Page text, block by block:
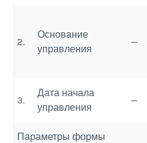
2.
Основание
управления
—
3.
Дата начала
управления
—
Параметры формы